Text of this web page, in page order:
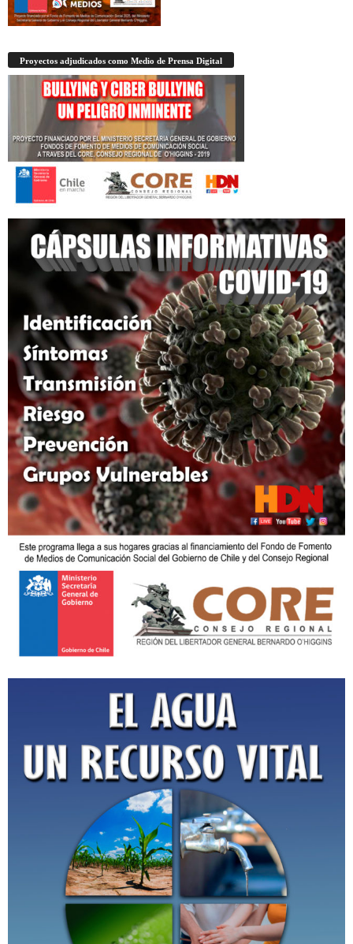
Proyectos adjudicados como Medio de Prensa Digital